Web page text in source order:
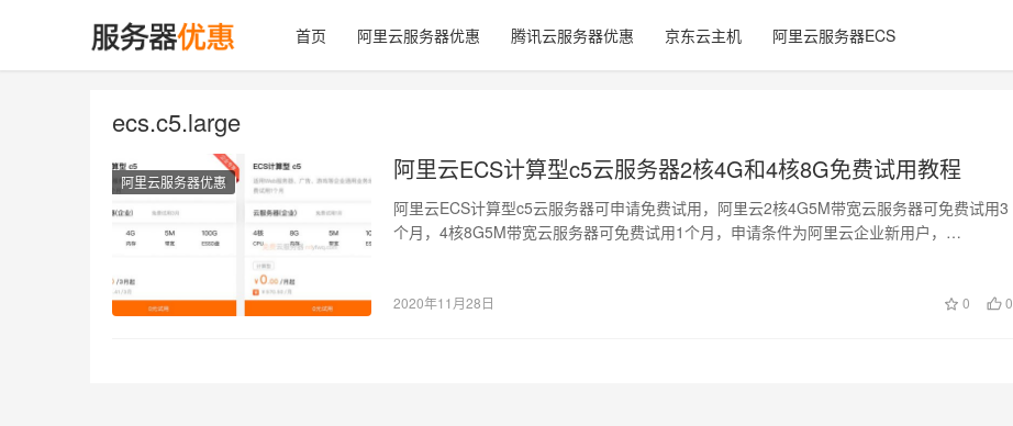
首页 阿里云服务器优惠 腾讯云服务器优惠 京东云主机 阿里云服务器ECS
ecs.c5.large
阿里云服务器优惠 阿里云ECS计算型c5云服务器2核4G和4核8G免费试用教程
阿里云ECS计算型c5云服务器可申请免费试用，阿里云2核4G5M带宽云服务器可免费试用3
个月，4核8G5M带宽云服务器可免费试用1个月，申请条件为阿里云企业新用户，
2020年11月28日 0 0